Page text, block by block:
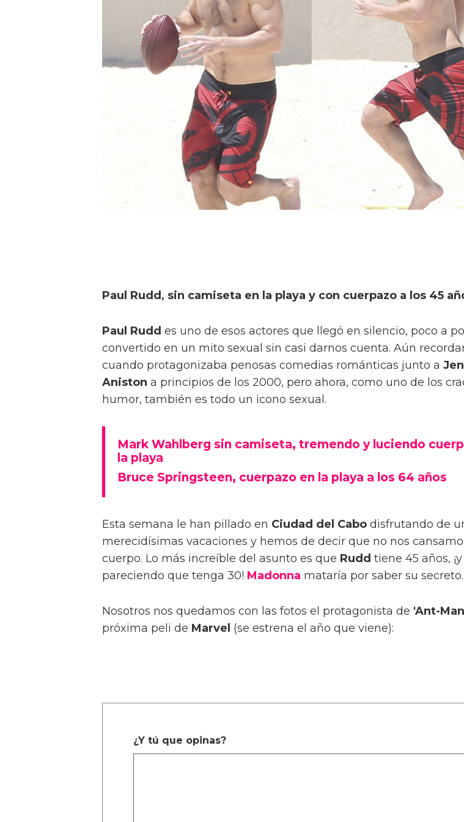
Paul Rudd, sin camiseta en la playa y con cuerpazo a los 45
Paul Rudd es uno de esos actores que llegó en silencio, poco a
convertido en un mito sexual sin casi darnos cuenta. Aún
cuando protagonizaba penosas comedias románticas junto a
Aniston a principios de los 2000, pero ahora, como uno de los
humor, también es todo un icono sexual.
Mark Wahlberg sin camiseta, tremendo y luciendo
la playa
Bruce Springsteen, cuerpazo en la playa a los 64 años
Esta semana le han pillado en Ciudad del Cabo disfrutando de
merecidísimas vacaciones y hemos de decir que no nos
cuerpo. Lo más increíble del asunto es que Rudd tiene 45 años,
pareciendo que tenga 30! Madonna mataría por saber su secreto.
Nosotros nos quedamos con las fotos el protagonista de 'Ant-
próxima peli de Marvel (se estrena el año que viene):
¿Y tú que opinas?